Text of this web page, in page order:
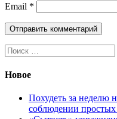
Email *
Поиск:
Новое
Похудеть за неделю
соблюдении